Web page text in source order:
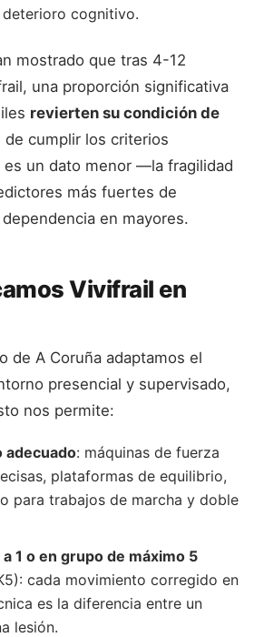
cognitivo.
mostrado que tras 4-12
una proporción significativa
revierten su condición de
de cumplir los criterios
un dato menor —la fragilidad
más fuertes de
en mayores.
Vivifrail en
de A Coruña adaptamos el
presencial y supervisado,
nos permite:
adecuado: máquinas de fuerza
plataformas de equilibrio,
para trabajos de marcha y doble
1 o en grupo de máximo 5
cada movimiento corregido en
es la diferencia entre un
lesión.